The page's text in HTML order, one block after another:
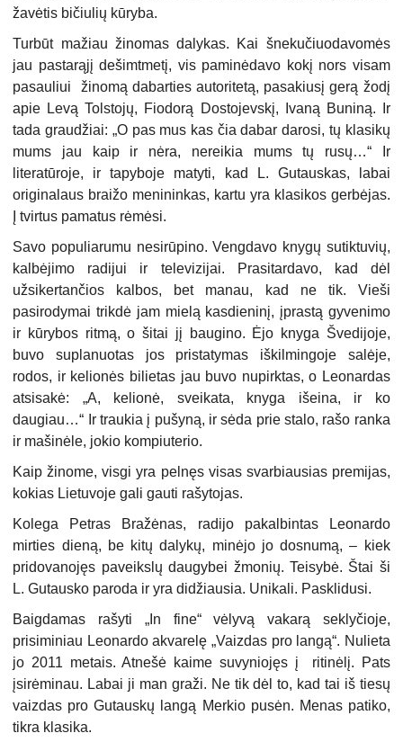
žavėtis bičiulių kūryba.
Turbūt mažiau žinomas dalykas. Kai šnekučiuodavomės
jau pastarąjį dešimtmetį, vis paminėdavo kokį nors visam
pasauliui žinomą dabarties autoritetą, pasakiusį gerą žodį
apie Levą Tolstojų, Fiodorą Dostojevskį, Ivaną Buniną. Ir
tada graudžiai: „O pas mus kas čia dabar darosi, tų klasikų
mums jau kaip ir nėra, nereikia mums tų rusų…“ Ir
literatūroje, ir tapyboje matyti, kad L. Gutauskas, labai
originalaus braižo menininkas, kartu yra klasikos gerbėjas.
Į tvirtus pamatus rėmėsi.
Savo populiarumu nesirūpino. Vengdavo knygų sutiktuvių,
kalbėjimo radijui ir televizijai. Prasitardavo, kad dėl
užsikertančios kalbos, bet manau, kad ne tik. Vieši
pasirodymai trikdė jam mielą kasdieninį, įprastą gyvenimo
ir kūrybos ritmą, o šitai jį baugino. Ėjo knyga Švedijoje,
buvo suplanuotas jos pristatymas iškilmingoje salėje,
rodos, ir kelionės bilietas jau buvo nupirktas, o Leonardas
atsisakė: „A, kelionė, sveikata, knyga išeina, ir ko
daugiau…“ Ir traukia į pušyną, ir sėda prie stalo, rašo ranka
ir mašinėle, jokio kompiuterio.
Kaip žinome, visgi yra pelnęs visas svarbiausias premijas,
kokias Lietuvoje gali gauti rašytojas.
Kolega Petras Bražėnas, radijo pakalbintas Leonardo
mirties dieną, be kitų dalykų, minėjo jo dosnumą, – kiek
pridovanojęs paveikslų daugybei žmonių. Teisybė. Štai ši
L. Gutausko paroda ir yra didžiausia. Unikali. Pasklidusi.
Baigdamas rašyti „In fine“ vėlyvą vakarą seklyčioje,
prisiminiau Leonardo akvarelę „Vaizdas pro langą“. Nulieta
jo 2011 metais. Atnešė kaime suvyniojęs į ritinėlį. Pats
įsirėminau. Labai ji man graži. Ne tik dėl to, kad tai iš tiesų
vaizdas pro Gutauskų langą Merkio pusėn. Menas patiko,
tikra klasika.